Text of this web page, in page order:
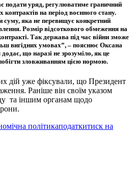
подати уряд, регулюватиме граничний
на період воєнного стану.
суму, яка не перевищує конкретний
Розмір відсоткового обмеження на
Так держава під час війни зможе
вигідних умовах”, – пояснює Оксана
що наразі не зрозуміло, як це
зловживанням цією нормою.
дій уже фіксували, що Президент
Раніше він своїм указом
та іншим органам щодо
політикаподаткитиск на